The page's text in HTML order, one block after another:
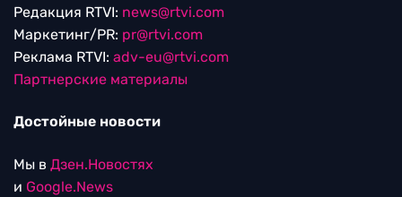
Редакция RTVI: news@rtvi.com
Маркетинг/PR: pr@rtvi.com
Реклама RTVI: adv-eu@rtvi.com
Партнерские материалы
Достойные новости
Мы в Дзен.Новостях
и Google.News